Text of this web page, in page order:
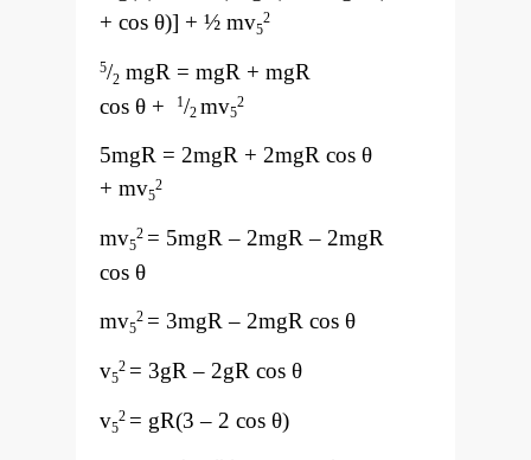
+ cos θ)] + ½ mv5
2
5/2 mgR = mgR + mgR
cos θ + 1/2 mv5
2
5mgR = 2mgR + 2mgR cos θ
+ mv5
2
mv5
2 = 5mgR– 2mgR– 2mgR
cos θ
mv5
2 = 3mgR– 2mgR cos θ
v5
2 = 3gR– 2gR cos θ
v5
2 = gR(3– 2 cos θ)